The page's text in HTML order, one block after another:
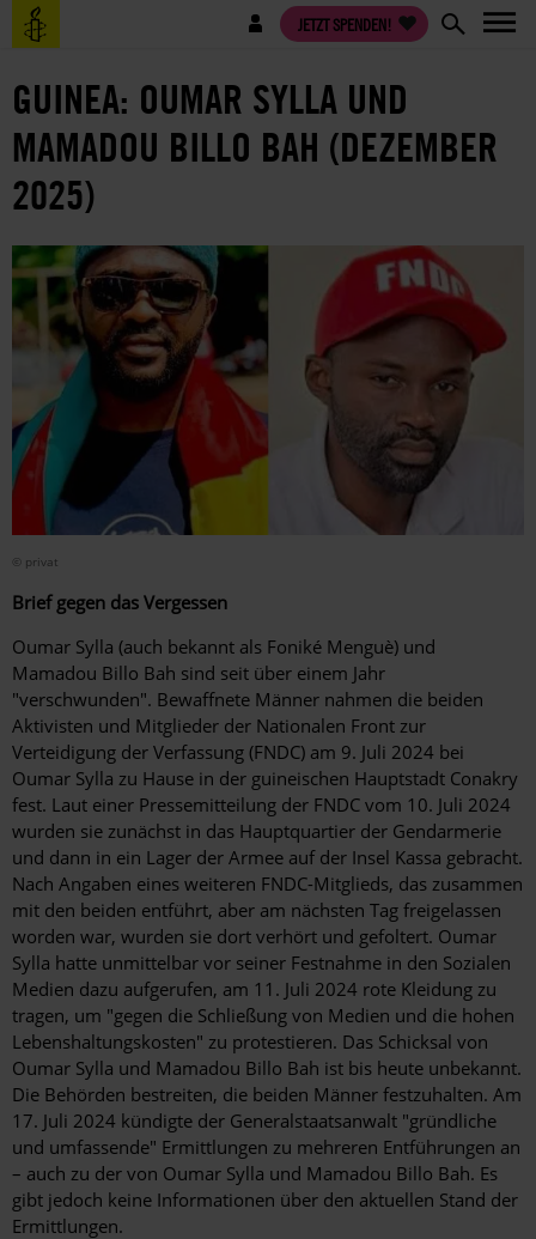
Direkt
zum
Benutzermenü JETZT SPENDEN!
GUINEA: OUMAR SYLLA UND
MAMADOU BILLO BAH (DEZEMBER
2025)
© privat
Brief gegen das Vergessen
Oumar Sylla (auch bekannt als Foniké Menguè) und
Mamadou Billo Bah sind seit über einem Jahr
"verschwunden". Bewaffnete Männer nahmen die beiden
Aktivisten und Mitglieder der Nationalen Front zur
Verteidigung der Verfassung (FNDC) am 9. Juli 2024 bei
Oumar Sylla zu Hause in der guineischen Hauptstadt Conakry
fest. Laut einer Pressemitteilung der FNDC vom 10. Juli 2024
wurden sie zunächst in das Hauptquartier der Gendarmerie
und dann in ein Lager der Armee auf der Insel Kassa gebracht.
Nach Angaben eines weiteren FNDC-Mitglieds, das zusammen
mit den beiden entführt, aber am nächsten Tag freigelassen
worden war, wurden sie dort verhört und gefoltert. Oumar
Sylla hatte unmittelbar vor seiner Festnahme in den Sozialen
Medien dazu aufgerufen, am 11. Juli 2024 rote Kleidung zu
tragen, um "gegen die Schließung von Medien und die hohen
Lebenshaltungskosten" zu protestieren. Das Schicksal von
Oumar Sylla und Mamadou Billo Bah ist bis heute unbekannt.
Die Behörden bestreiten, die beiden Männer festzuhalten. Am
17. Juli 2024 kündigte der Generalstaatsanwalt "gründliche
und umfassende" Ermittlungen zu mehreren Entführungen an
– auch zu der von Oumar Sylla und Mamadou Billo Bah. Es
gibt jedoch keine Informationen über den aktuellen Stand der
Ermittlungen.